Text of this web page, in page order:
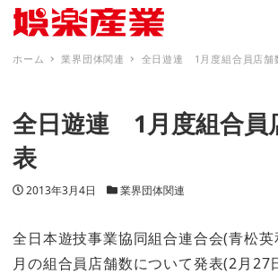
ホーム 業界団体関連 全日遊連 1月度組合員店舗
全日遊連 1月度組合員
表
投稿日
2013年3月4日 カテゴリー
業界団体関連
全日本遊技事業協同組合連合会(青松英
月の組合員店舗数について発表(2月27